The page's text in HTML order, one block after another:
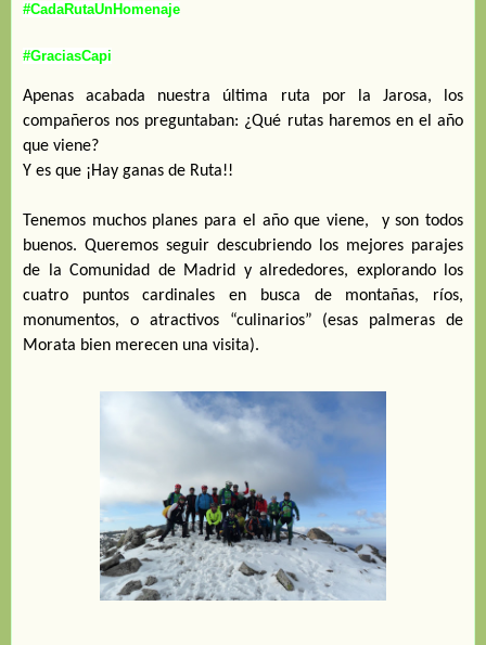
#CadaRutaUnHomenaje
#GraciasCapi
Apenas acabada nuestra última ruta por la Jarosa, los
compañeros nos preguntaban: ¿Qué rutas haremos en el año
que viene?
Y es que ¡Hay ganas de Ruta!!
Tenemos muchos planes para el año que viene, y son todos
buenos. Queremos seguir descubriendo los mejores parajes
de la Comunidad de Madrid y alrededores, explorando los
cuatro puntos cardinales en busca de montañas, ríos,
monumentos, o atractivos “culinarios” (esas palmeras de
Morata bien merecen una visita).